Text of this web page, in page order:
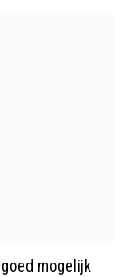
mogelijk